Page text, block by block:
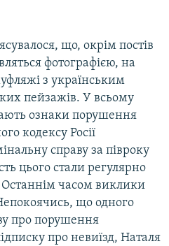
що, окрім постів
фотографією, на
з українським
пейзажів. У всьому
ознаки порушення
кодексу Росії
справу за півроку
цього стали регулярно
часом виклики
що одного
про порушення
про невиїзд, Наталя